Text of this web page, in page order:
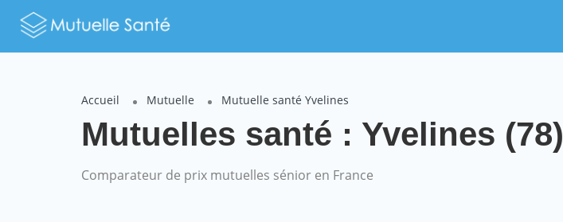
Accueil Mutuelle Mutuelle santé Yvelines
Mutuelles santé : Yvelines (78)
Comparateur de prix mutuelles sénior en France